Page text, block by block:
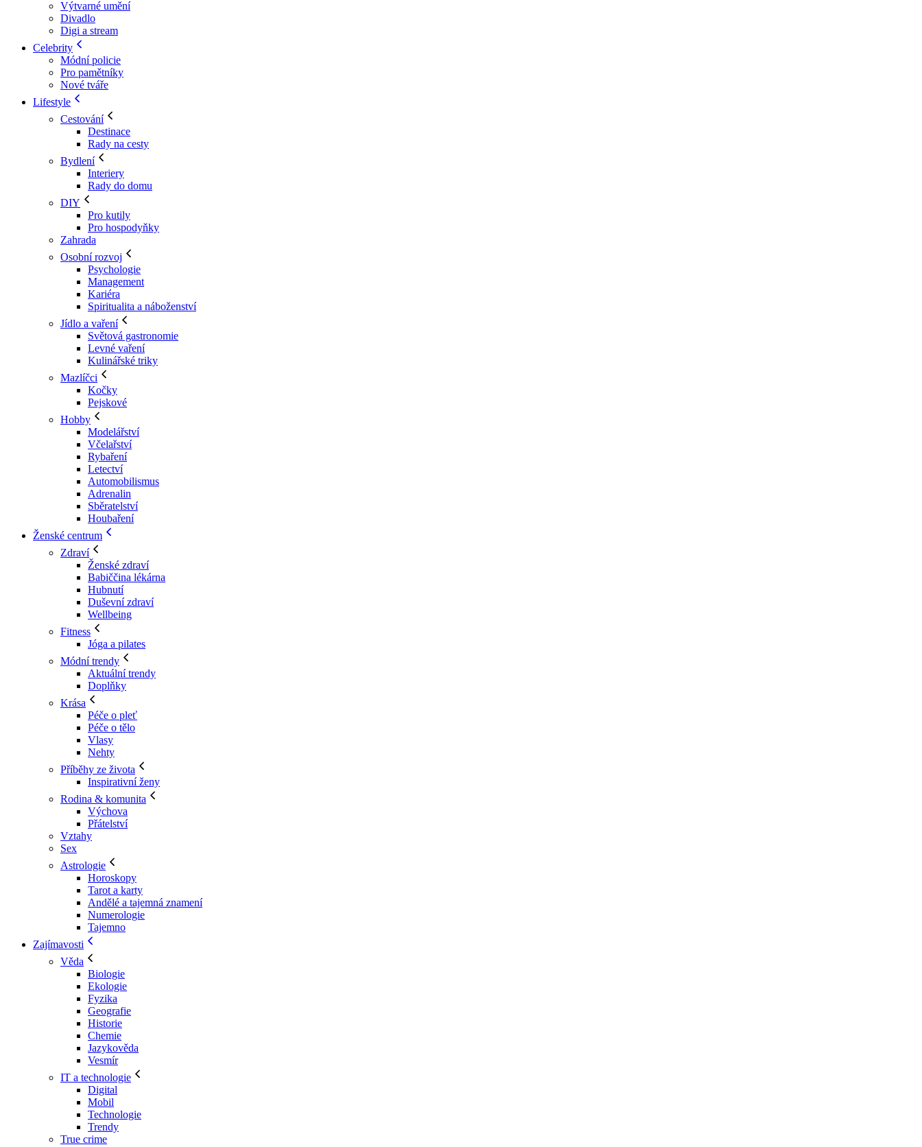
Výtvarné umění
Divadlo
Digi a stream
Celebrity
Módní policie
Pro pamětníky
Nové tváře
Lifestyle
Cestování
Destinace
Rady na cesty
Bydlení
Interiery
Rady do domu
DIY
Pro kutily
Pro hospodyňky
Zahrada
Osobní rozvoj
Psychologie
Management
Kariéra
Spiritualita a náboženství
Jídlo a vaření
Světová gastronomie
Levné vaření
Kulinářské triky
Mazlíčci
Kočky
Pejskové
Hobby
Modelářství
Včelařství
Rybaření
Letectví
Automobilismus
Adrenalin
Sběratelství
Houbaření
Ženské centrum
Zdraví
Ženské zdraví
Babiččina lékárna
Hubnutí
Duševní zdraví
Wellbeing
Fitness
Jóga a pilates
Módní trendy
Aktuální trendy
Doplňky
Krása
Péče o pleť
Péče o tělo
Vlasy
Nehty
Příběhy ze života
Inspirativní ženy
Rodina & komunita
Výchova
Přátelství
Vztahy
Sex
Astrologie
Horoskopy
Tarot a karty
Andělé a tajemná znamení
Numerologie
Tajemno
Zajímavosti
Věda
Biologie
Ekologie
Fyzika
Geografie
Historie
Chemie
Jazykověda
Vesmír
IT a technologie
Digital
Mobil
Technologie
Trendy
True crime